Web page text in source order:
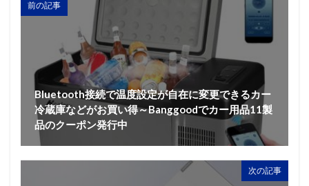
前の記事
Bluetooth接続で温度設定が自在に変更できるカー
冷蔵庫などがお買い得～Banggoodでカー用品11製
品のクーポン発行中
次の記事